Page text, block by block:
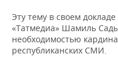
Эту тему в своем
«Татмедиа» Шамиль
необходимостью
республиканских СМИ.